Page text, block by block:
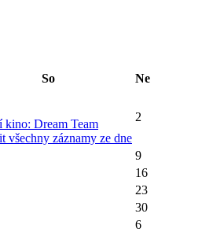
So Ne
kino: Dream Team
všechny záznamy ze dne
2
9
16
23
30
6